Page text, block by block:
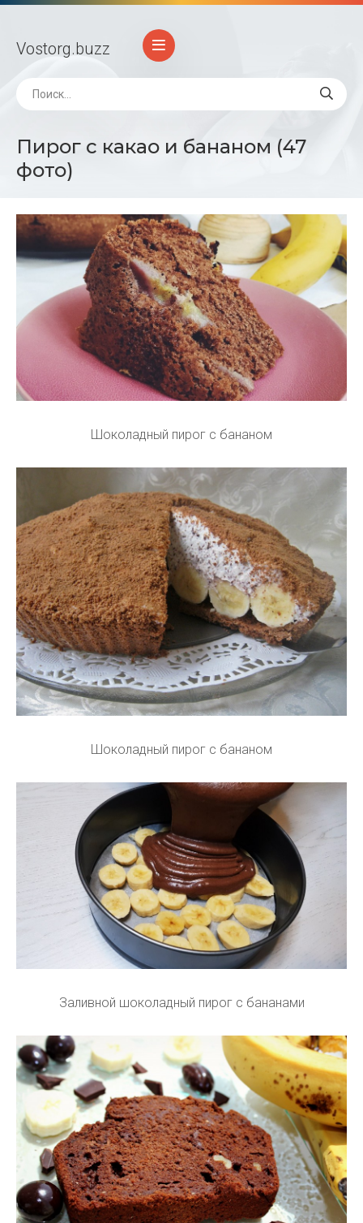
Vostorg.buzz
Пирог с какао и бананом (47
фото)
Шоколадный пирог с бананом
Шоколадный пирог с бананом
Заливной шоколадный пирог с бананами